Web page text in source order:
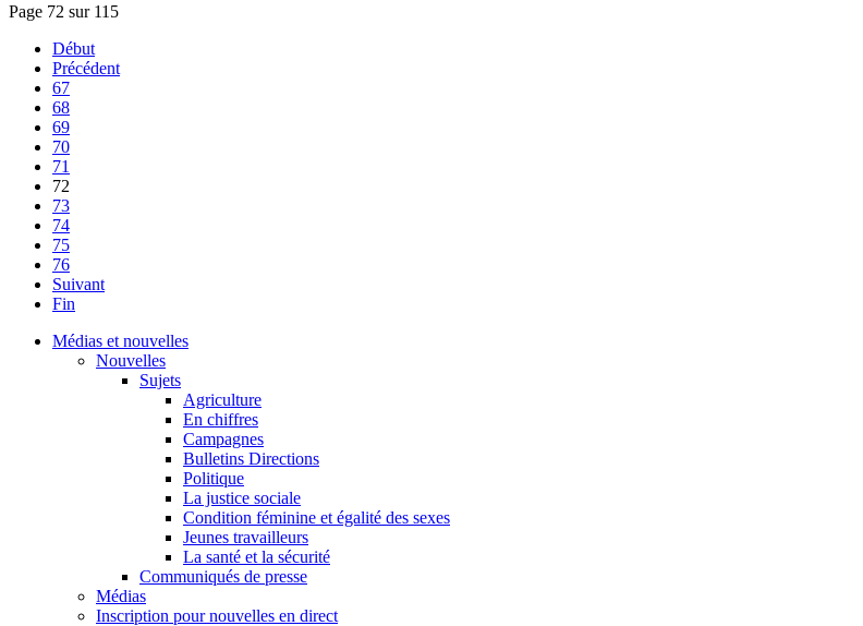
Page 72 sur 115
Début
Précédent
67
68
69
70
71
72
73
74
75
76
Suivant
Fin
Médias et nouvelles
Nouvelles
Sujets
Agriculture
En chiffres
Campagnes
Bulletins Directions
Politique
La justice sociale
Condition féminine et égalité des sexes
Jeunes travailleurs
La santé et la sécurité
Communiqués de presse
Médias
Inscription pour nouvelles en direct